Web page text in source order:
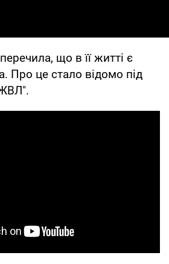
що в її житті є
Про це стало відомо під